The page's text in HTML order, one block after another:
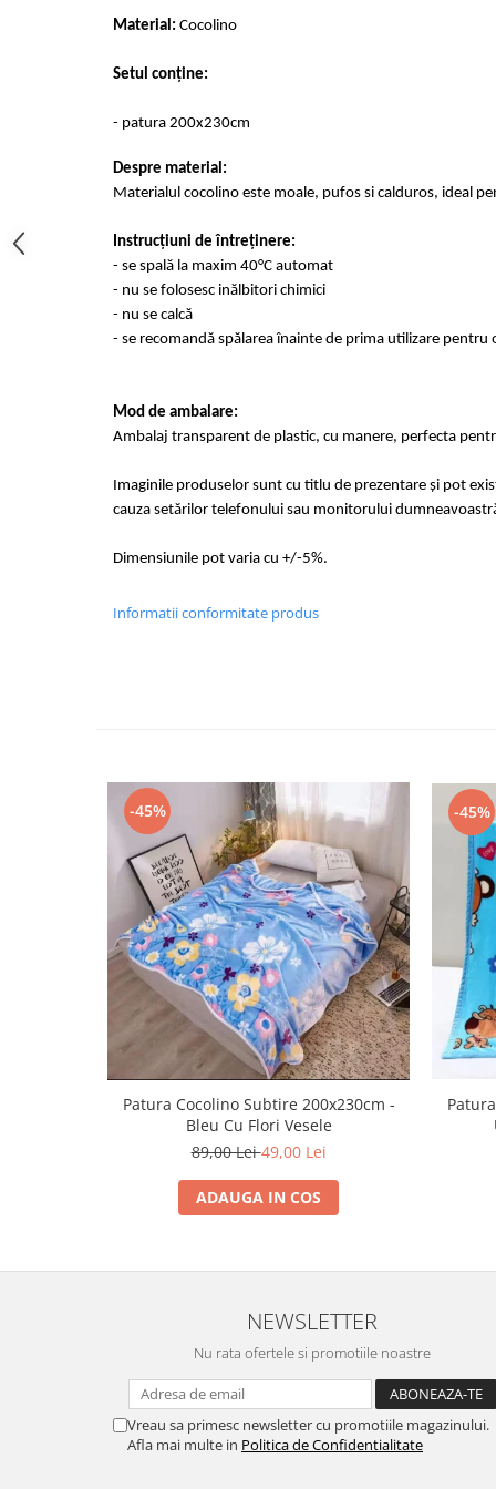
Cearceaf cu elastic 4 piese
Lenjerii Catifea
Lenjerii Pufoase Fluffy/ Rabbit
Bumbac Neted Nesatinat
Bumbac 100% Poplin Hobby
Bumbac 100%
Lenjerii Satin Premium
Lenjerii Jacquard
Lenjerii Creponate
Lenjerii pentru PASTE
Set Lenjerie + Draperii Pat Dublu
Huse De Pat Tricotate 160x200cm
Huse Impermeabile
Material: Cocolino
Setul conține:
- patura 200x230cm
Despre material:
Materialul cocolino este moale, pufos si calduros, ideal
Instrucțiuni de întreținere:
- se spală la maxim 40°C automat
- nu se folosesc inălbitori chimici
- nu se calcă
- se recomandă spălarea înainte de prima utilizare pentru
Mod de ambalare:
Ambalaj transparent de plastic, cu manere, perfecta
Imaginile produselor sunt cu titlu de prezentare și pot
cauza setărilor telefonului sau monitorului
Dimensiunile pot varia cu +/-5%.
Informatii conformitate produs
-45%
Patura Cocolino Subtire 200x230cm -
Bleu Cu Flori Vesele
89,00 Lei49,00 Lei
ADAUGA IN COS
-45%
NEWSLETTER
Nu rata ofertele si promotiile noastre
Vreau sa primesc newsletter cu promotiile magazinului.
Afla mai multe in Politica de Confidentialitate